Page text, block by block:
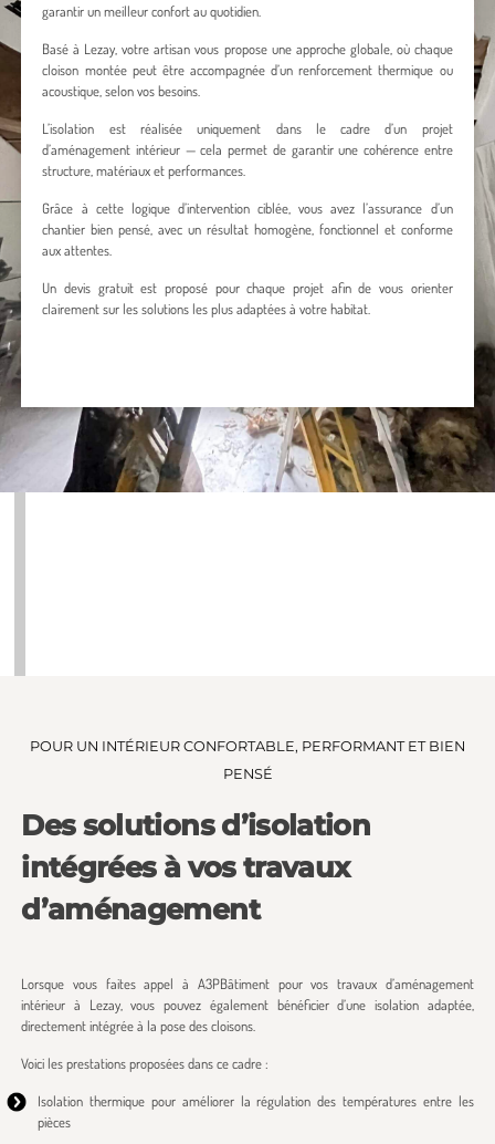
garantir un meilleur confort au quotidien.
Basé à Lezay, votre artisan vous propose une approche globale, où chaque
cloison montée peut être accompagnée d’un renforcement thermique ou
acoustique, selon vos besoins.
L’isolation est réalisée uniquement dans le cadre d’un projet
d’aménagement intérieur — cela permet de garantir une cohérence entre
structure, matériaux et performances.
Grâce à cette logique d’intervention ciblée, vous avez l’assurance d’un
chantier bien pensé, avec un résultat homogène, fonctionnel et conforme
aux attentes.
Un devis gratuit est proposé pour chaque projet afin de vous orienter
clairement sur les solutions les plus adaptées à votre habitat.
POUR UN INTÉRIEUR CONFORTABLE, PERFORMANT ET BIEN
PENSÉ
Des solutions d’isolation
intégrées à vos travaux
d’aménagement
Lorsque vous faites appel à A3PBâtiment pour vos travaux d’aménagement
intérieur à Lezay, vous pouvez également bénéficier d’une isolation adaptée,
directement intégrée à la pose des cloisons.
Voici les prestations proposées dans ce cadre :
Isolation thermique pour améliorer la régulation des températures entre les
pièces